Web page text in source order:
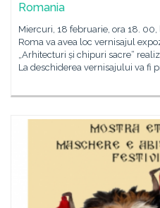
Romania
Miercuri, 18 februarie, ora 18.
Roma va avea loc vernisajul
„Arhitecturi și chipuri sacre“
La deschiderea vernisajului va fi